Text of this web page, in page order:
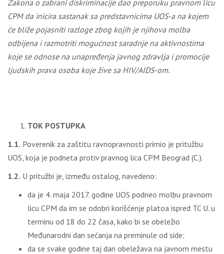
Zakona o zabrani diskriminacije dao preporuku pravnom licu
CPM da inicira sastanak sa predstavnicima UOS-a na kojem
će bliže pojasniti razloge zbog kojih je njihova molba
odbijena i razmotriti mogućnost saradnje na aktivnostima
koje se odnose na unapređenja javnog zdravlјa i promocije
lјudskih prava osoba koje žive sa HIV/AIDS-om.
TOK POSTUPKA
1.1. Poverenik za zaštitu ravnopravnosti primio je pritužbu
UOS, koja je podneta protiv pravnog lica CPM Beograd (C.).
1.2. U pritužbi je, između ostalog, navedeno:
da je 4. maja 2017. godine UOS podneo molbu pravnom
licu CPM da im se odobri korišćenje platoa ispred TC U. u
terminu od 18 do 22 časa, kako bi se obeležio
Međunarodni dan sećanja na preminule od side;
da se svake godine taj dan obeležava na javnom mestu